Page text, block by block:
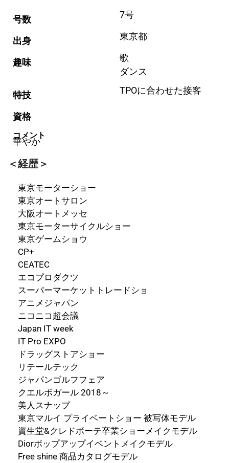
号数 7号
出身 東京都
趣味
歌
ダンス
特技 TPOに合わせた接客
資格
コメント
華やか
＜経歴＞
東京モーターショー
東京オートサロン
大阪オートメッセ
東京モーターサイクルショー
東京ゲームショウ
CP+
CEATEC
エコプロダクツ
スーパーマーケットトレードショ
アニメジャパン
ニコニコ超会議
Japan IT week
IT Pro EXPO
ドラッグストアショー
リテールテック
ジャパンゴルフフェア
クエルボガール 2018～
美人スナップ
東京マルイ プライベートショー 被写体モデル
資生堂&クレドボーテ卒業ショーメイクモデル
Diorポップアップイベントメイクモデル
Free shine 商品カタログモデル